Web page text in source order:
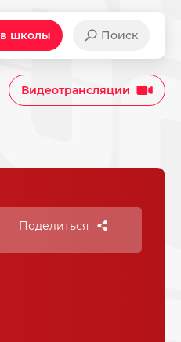
школы Поиск
Видеотрансляции
Поделиться